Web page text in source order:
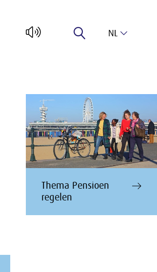
NL
Thema Pensioen
regelen